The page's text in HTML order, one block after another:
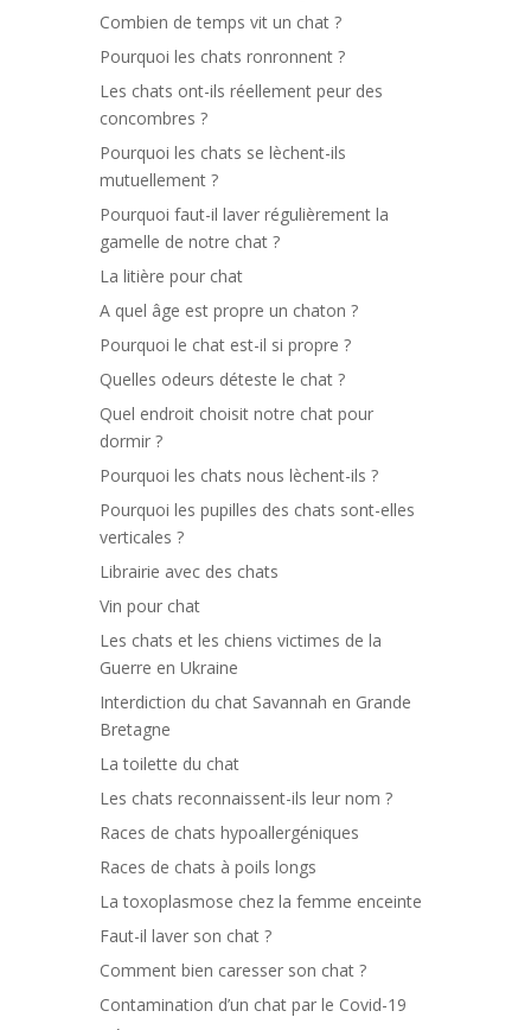
Combien de temps vit un chat ?
Pourquoi les chats ronronnent ?
Les chats ont-ils réellement peur des
concombres ?
Pourquoi les chats se lèchent-ils
mutuellement ?
Pourquoi faut-il laver régulièrement la
gamelle de notre chat ?
La litière pour chat
A quel âge est propre un chaton ?
Pourquoi le chat est-il si propre ?
Quelles odeurs déteste le chat ?
Quel endroit choisit notre chat pour
dormir ?
Pourquoi les chats nous lèchent-ils ?
Pourquoi les pupilles des chats sont-elles
verticales ?
Librairie avec des chats
Vin pour chat
Les chats et les chiens victimes de la
Guerre en Ukraine
Interdiction du chat Savannah en Grande
Bretagne
La toilette du chat
Les chats reconnaissent-ils leur nom ?
Races de chats hypoallergéniques
Races de chats à poils longs
La toxoplasmose chez la femme enceinte
Faut-il laver son chat ?
Comment bien caresser son chat ?
Contamination d’un chat par le Covid-19